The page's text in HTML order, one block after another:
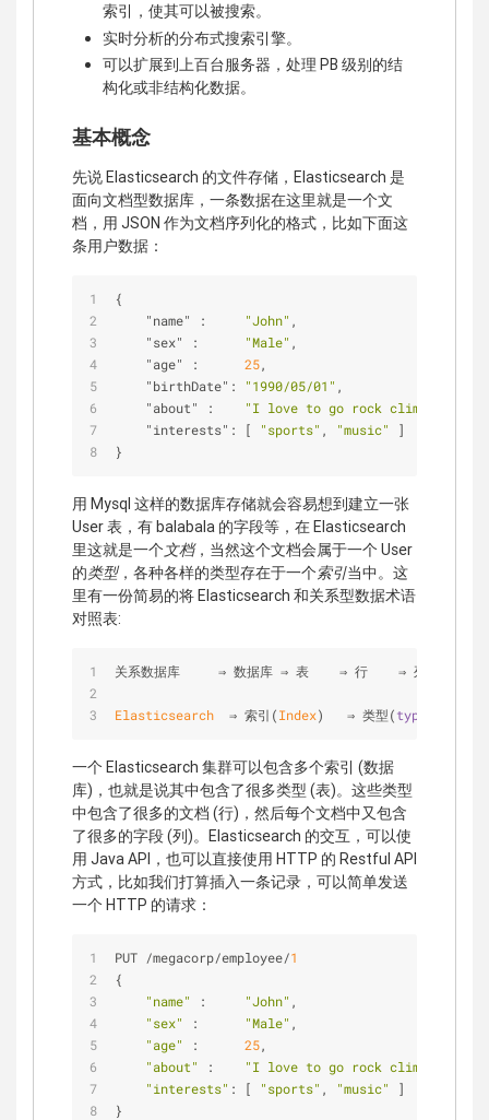
索引，使其可以被搜索。
实时分析的分布式搜索引擎。
可以扩展到上百台服务器，处理 PB 级别的结
构化或非结构化数据。
基本概念
先说 Elasticsearch 的文件存储，Elasticsearch 是
面向文档型数据库，一条数据在这里就是一个文
档，用 JSON 作为文档序列化的格式，比如下面这
条用户数据：
{
"name"
: "John" ,
"sex"
: "Male" ,
"age"
: 25,
"birthDate" : "1990/05/01" ,
"about"
: "I love to go rock climbing"
"interests" : [ "sports" , "music"
]
}
用 Mysql 这样的数据库存储就会容易想到建立一张
User 表，有 balabala 的字段等，在 Elasticsearch
里这就是一个文档，当然这个文档会属于一个 User
的类型，各种各样的类型存在于一个索引当中。这
里有一份简易的将 Elasticsearch 和关系型数据术语
对照表:
关系数据库     ⇒ 数据库 ⇒ 表    ⇒ 行    ⇒ 列(
Elasticsearch
  ⇒ 索引(
Index)   ⇒ 类型(type
一个 Elasticsearch 集群可以包含多个索引 (数据
库)，也就是说其中包含了很多类型 (表)。这些类型
中包含了很多的文档 (行)，然后每个文档中又包含
了很多的字段 (列)。Elasticsearch 的交互，可以使
用 Java API，也可以直接使用 HTTP 的 Restful API
方式，比如我们打算插入一条记录，可以简单发送
一个 HTTP 的请求：
PUT /megacorp/employee/1
{
"name"
: "John" ,
"sex"
: "Male" ,
"age"
: 25,
"about"
: "I love to go rock climbing"
"interests" : [ "sports" , "music"
]
}